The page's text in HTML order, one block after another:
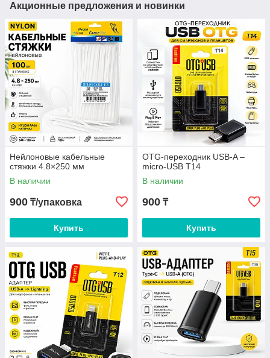
Акционные предложения и новинки
Нейлоновые кабельные
стяжки 4.8×250 мм
В наличии
900 ₸/упаковка
Купить
OTG-переходник USB-A –
micro-USB T14
В наличии
900 ₸
Купить